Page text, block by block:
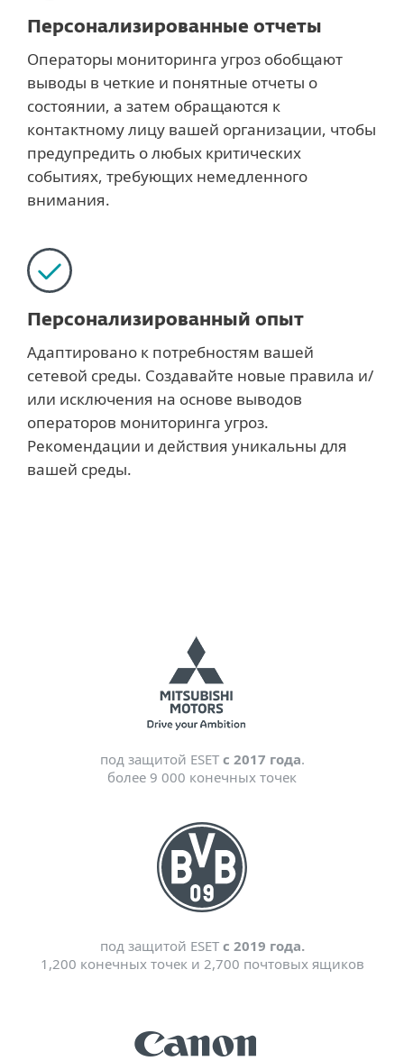
Персонализированные отчеты
Операторы мониторинга угроз обобщают
выводы в четкие и понятные отчеты о
состоянии, а затем обращаются к
контактному лицу вашей организации, чтобы
предупредить о любых критических
событиях, требующих немедленного
внимания.
Персонализированный опыт
Адаптировано к потребностям вашей
сетевой среды. Создавайте новые правила и/
или исключения на основе выводов
операторов мониторинга угроз.
Рекомендации и действия уникальны для
вашей среды.
под защитой ESETс 2017 года.
более 9 000 конечных точек
под защитой ESET с 2019 года.
1,200 конечных точек и 2,700 почтовых ящиков